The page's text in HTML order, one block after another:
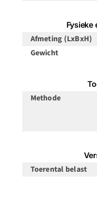
Fysieke
Afmeting (LxBxH)
Gewicht
Methode
Toerental belast